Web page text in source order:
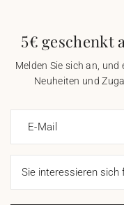
5€ geschenkt
Melden Sie sich an,
Neuheiten und
E-Mail